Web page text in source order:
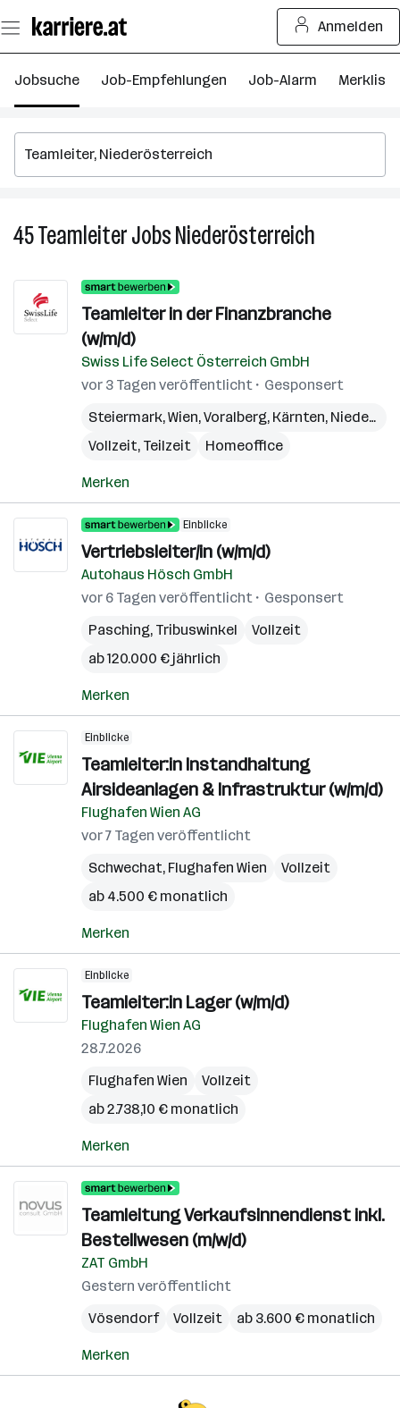
Seiteninhalt
springen
Anmelden
Jobsuche Job-Empfehlungen Job-Alarm Merkliste
45TeamleiterJobsNiederösterreich
Teamleiter in der Finanzbranche
(w/m/d)
Swiss Life Select Österreich GmbH
vor 3 Tagen veröffentlicht
Gesponsert
Steiermark,Wien,Voralberg, Kärnten, Niederösterreich
Vollzeit, Teilzeit
Homeoffice
Merken
Einblicke
Vertriebsleiter/in (w/m/d)
Autohaus Hösch GmbH
vor 6 Tagen veröffentlicht
Gesponsert
Pasching, Tribuswinkel
Vollzeit
ab 120.000 € jährlich
Merken
Einblicke
Teamleiter:in Instandhaltung
Airsideanlagen & Infrastruktur (w/m/d)
Flughafen Wien AG
vor 7 Tagen veröffentlicht
Schwechat, Flughafen Wien
Vollzeit
ab 4.500 € monatlich
Merken
Einblicke
Teamleiter:in Lager (w/m/d)
Flughafen Wien AG
28.7.2026
Flughafen Wien
Vollzeit
ab 2.738,10 € monatlich
Merken
Teamleitung Verkaufsinnendienst inkl.
Bestellwesen (m/w/d)
ZAT GmbH
Gestern veröffentlicht
Vösendorf
Vollzeit ab 3.600 € monatlich
Merken